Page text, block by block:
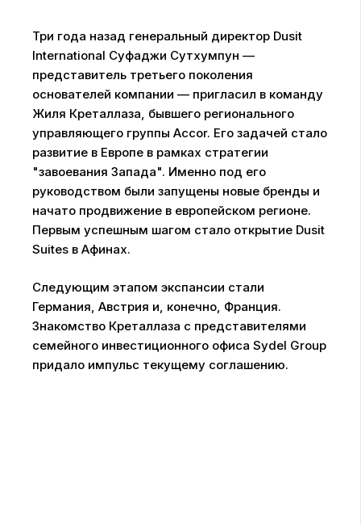
Три года назад генеральный директор Dusit
International Суфаджи Сутхумпун —
представитель третьего поколения
основателей компании — пригласил в команду
Жиля Креталлаза, бывшего регионального
управляющего группы Accor. Его задачей стало
развитие в Европе в рамках стратегии
"завоевания Запада". Именно под его
руководством были запущены новые бренды и
начато продвижение в европейском регионе.
Первым успешным шагом стало открытие Dusit
Suites в Афинах.
Следующим этапом экспансии стали
Германия, Австрия и, конечно, Франция.
Знакомство Креталлаза с представителями
семейного инвестиционного офиса Sydel Group
придало импульс текущему соглашению.